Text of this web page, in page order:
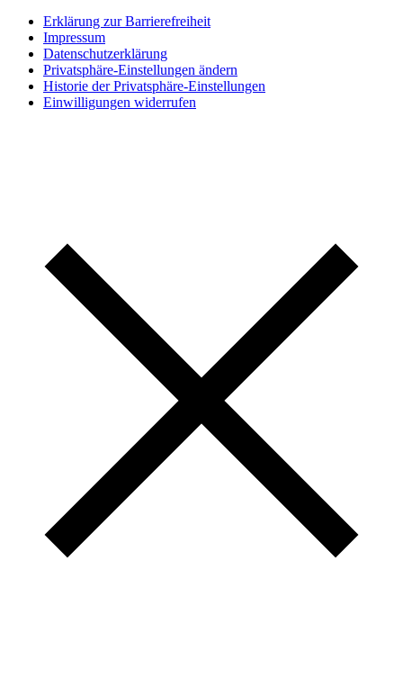
Erklärung zur Barrierefreiheit
Impressum
Datenschutzerklärung
Privatsphäre-Einstellungen ändern
Historie der Privatsphäre-Einstellungen
Einwilligungen widerrufen